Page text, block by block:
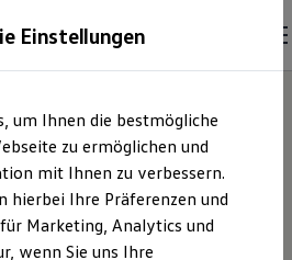
entdecken
und Oldtimer
Gewerbekunden
und Hersteller finden
entdecken & konfigurieren
Varianten
Einstellungen
um Ihnen die bestmögliche
zu ermöglichen und
mit Ihnen zu verbessern.
hierbei Ihre Präferenzen und
Marketing, Analytics und
wenn Sie uns Ihre